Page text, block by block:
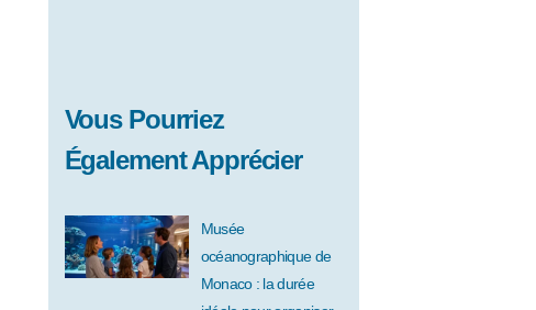
Vous Pourriez
Également Apprécier
Musée
océanographique de
Monaco : la durée